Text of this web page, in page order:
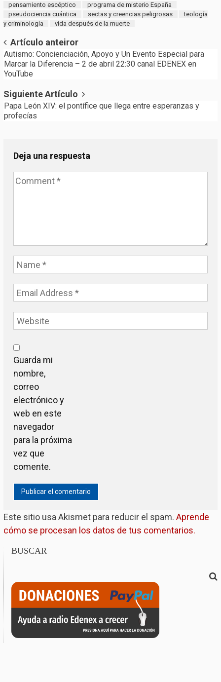
pensamiento escéptico
programa de misterio España
pseudociencia cuántica
sectas y creencias peligrosas
teología
y criminología
vida después de la muerte
Post
navigation
Artículo anteiror
Autismo: Concienciación, Apoyo y Un Evento Especial para
Marcar la Diferencia – 2 de abril 22:30 canal EDENEX en
YouTube
Siguiente Artículo
Papa León XIV: el pontífice que llega entre esperanzas y
profecías
Deja una respuesta
Guarda mi
nombre,
correo
electrónico y
web en este
navegador
para la próxima
vez que
comente.
Este sitio usa Akismet para reducir el spam. Aprende
cómo se procesan los datos de tus comentarios.
BUSCAR